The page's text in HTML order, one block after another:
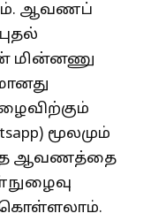
ஆவணப்
மின்னணு
மூலமும்
ஆவணத்தை
கொள்ளலாம்.